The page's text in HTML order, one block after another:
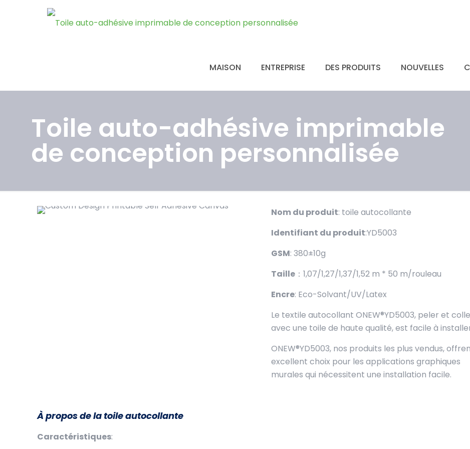
MAISON ENTREPRISE DES PRODUITS NOUVELLES
Toile auto-adhésive imprimable
de conception personnalisée
Nom du produit: toile autocollante
Identifiant du produit:YD5003
GSM: 380±10g
Taille ：1,07/1,27/1,37/1,52 m * 50 m/rouleau
Encre: Eco-Solvant/UV/Latex
Le textile autocollant ONEW®YD5003, peler et
avec une toile de haute qualité, est facile à
ONEW®YD5003, nos produits les plus vendus,
excellent choix pour les applications graphiques
murales qui nécessitent une installation facile.
À propos de la toile autocollante
Caractéristiques: